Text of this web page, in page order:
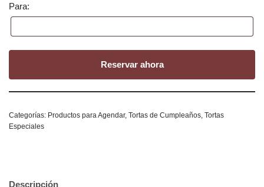
Para:
Reservar ahora
Categorías: Productos para Agendar, Tortas de Cumpleaños Tortas
Especiales
Descripción